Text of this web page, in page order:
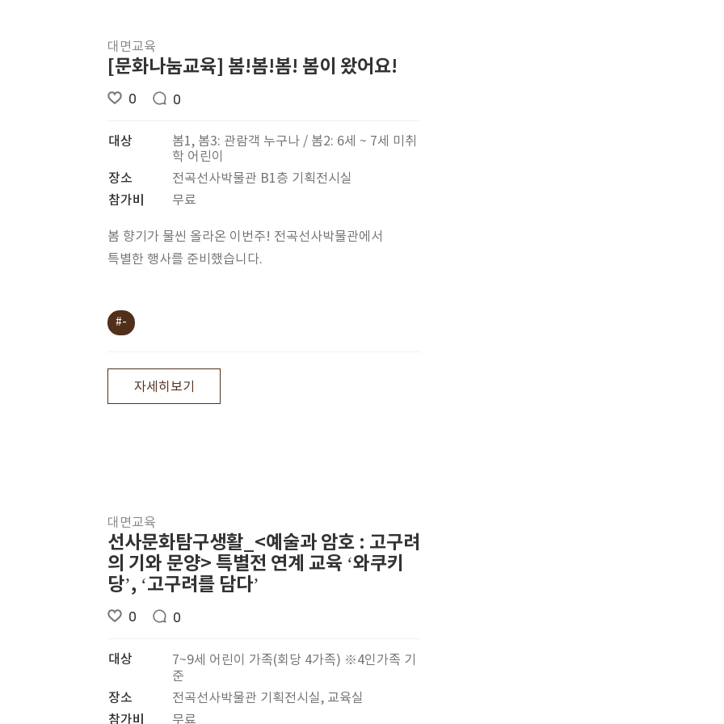
대면교육
[문화나눔교육] 봄!봄!봄! 봄이 왔어요!
0 0
대상
봄1, 봄3: 관람객 누구나 / 봄2: 6세 ~ 7세 미취
학 어린이
장소
전곡선사박물관 B1층 기획전시실
참가비
무료
봄 향기가 물씬 올라온 이번주! 전곡선사박물관에서
특별한 행사를 준비했습니다.
#-
자세히보기
대면교육
선사문화탐구생활_<예술과 암호 : 고구려
의 기와 문양> 특별전 연계 교육 ‘와쿠키
당’, ‘고구려를 담다’
0 0
대상
7~9세 어린이 가족(회당 4가족) ※4인가족 기
준
장소
전곡선사박물관 기획전시실, 교육실
참가비
무료